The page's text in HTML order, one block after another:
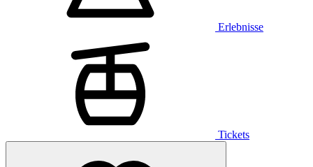
Erlebnisse
Tickets